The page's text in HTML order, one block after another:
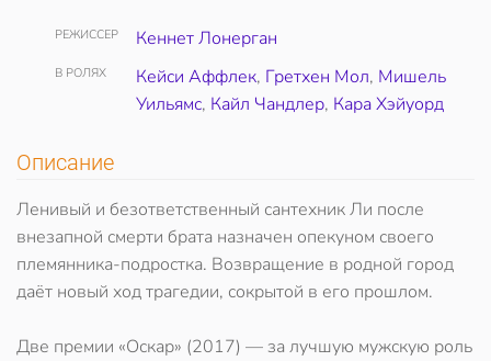
РЕЖИССЕР Кеннет Лонерган
В РОЛЯХ Кейси Аффлек, Гретхен Мол, Мишель
Уильямс, Кайл Чандлер, Кара Хэйуорд
Описание
Ленивый и безответственный сантехник Ли после
внезапной смерти брата назначен опекуном своего
племянника-подростка. Возвращение в родной город
даёт новый ход трагедии, сокрытой в его прошлом.
Две премии «Оскар» (2017) — за лучшую мужскую роль